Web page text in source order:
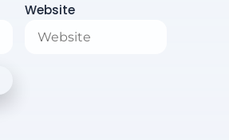
Website